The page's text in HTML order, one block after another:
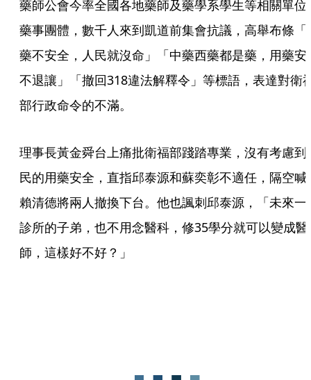
藥師公會今率全國各地藥師及藥學系學生等相關單位
藥事團體，數千人來到凱道前集會抗議，高舉布條「
藥不安全，人民就沒命」「中藥西藥都是藥，用藥安
不退讓」「撤回318違法解釋令」等標語，表達對衛
部行政命令的不滿。
理事長黃金舜台上痛批衛福部踐踏專業，沒有考慮到
民的用藥安全，直指邱泰源和蘇奕彰不適任，隔空喊
賴清德將兩人撤換下台。他也諷刺邱泰源，「未來一
診所的子弟，也不用念醫科，修35學分就可以變成醫
師，這樣好不好？」